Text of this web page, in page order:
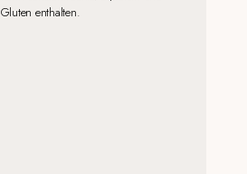
Gluten enthalten.